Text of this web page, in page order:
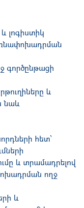
լոգիստիկ
գործընթացի
և
նաև
հետ՝
և տրամադրելով
ողջ
և